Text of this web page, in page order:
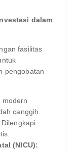
dalam
fasilitas
pengobatan
modern
canggih.
Dilengkapi
(NICU):